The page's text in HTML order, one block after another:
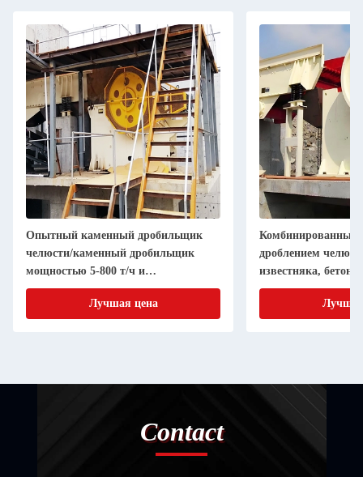
Опытный каменный дробильщик
челюсти/каменный дробильщик
мощностью 5-800 т/ч и
сертификация ISO
Лучшая цена
Комбинированный
дроблением
известняка,
гранита
Contact